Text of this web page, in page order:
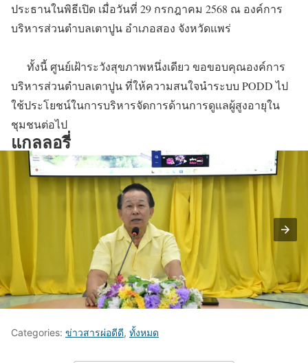
ประธานในพิธีเปิด เมื่อวันที่ 29 กรกฎาคม 2568 ณ องค์การ
บริหารส่วนตำบลเตาปูน อำเภอสอง จังหวัดแพร่
ทั้งนี้ ศูนย์เฝ้าระวังสุขภาพหนึ่งเดียว ขอขอบคุณองค์การ
บริหารส่วนตำบลเตาปูน ที่ให้ความสนใจนำระบบ PODD ไป
ใช้ประโยชน์ในการบริหารจัดการด้านการดูแลผู้สูงอายุใน
ชุมชนต่อไป
แกลลอรี่
Categories: ข่าวสารผ่อดีดี, ทั้งหมด